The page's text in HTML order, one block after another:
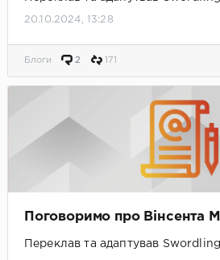
20.10.2024, 13:28
Блоги 2 171
Поговоримо про Вінсента
Переклав та адаптував Swordling